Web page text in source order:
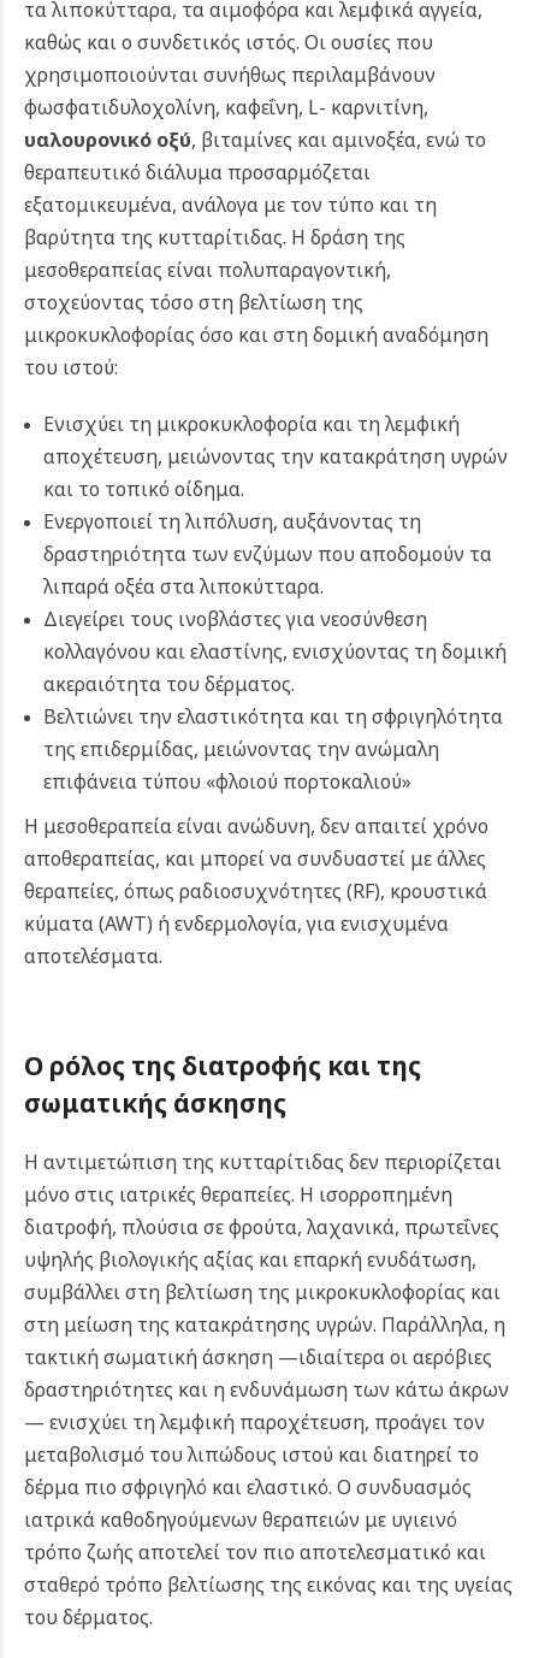
τα λιποκύτταρα, τα αιμοφόρα και λεμφικά αγγεία,
καθώς και ο συνδετικός ιστός. Οι ουσίες που
χρησιμοποιούνται συνήθως περιλαμβάνουν
φωσφατιδυλοχολίνη, καφεΐνη, L- καρνιτίνη,
υαλουρονικό οξύ, βιταμίνες και αμινοξέα, ενώ το
θεραπευτικό διάλυμα προσαρμόζεται
εξατομικευμένα, ανάλογα με τον τύπο και τη
βαρύτητα της κυτταρίτιδας. Η δράση της
μεσοθεραπείας είναι πολυπαραγοντική,
στοχεύοντας τόσο στη βελτίωση της
μικροκυκλοφορίας όσο και στη δομική αναδόμηση
του ιστού:
Ενισχύει τη μικροκυκλοφορία και τη λεμφική
αποχέτευση, μειώνοντας την κατακράτηση υγρών
και το τοπικό οίδημα.
Ενεργοποιεί τη λιπόλυση, αυξάνοντας τη
δραστηριότητα των ενζύμων που αποδομούν τα
λιπαρά οξέα στα λιποκύτταρα.
Διεγείρει τους ινοβλάστες για νεοσύνθεση
κολλαγόνου και ελαστίνης, ενισχύοντας τη δομική
ακεραιότητα του δέρματος.
Βελτιώνει την ελαστικότητα και τη σφριγηλότητα
της επιδερμίδας, μειώνοντας την ανώμαλη
επιφάνεια τύπου «φλοιού πορτοκαλιού»
Η μεσοθεραπεία είναι ανώδυνη, δεν απαιτεί χρόνο
αποθεραπείας, και μπορεί να συνδυαστεί με άλλες
θεραπείες, όπως ραδιοσυχνότητες (RF), κρουστικά
κύματα (AWT) ή ενδερμολογία, για ενισχυμένα
αποτελέσματα.
Ο ρόλος της διατροφής και της
σωματικής άσκησης
Η αντιμετώπιση της κυτταρίτιδας δεν περιορίζεται
μόνο στις ιατρικές θεραπείες. Η ισορροπημένη
διατροφή, πλούσια σε φρούτα, λαχανικά, πρωτεΐνες
υψηλής βιολογικής αξίας και επαρκή ενυδάτωση,
συμβάλλει στη βελτίωση της μικροκυκλοφορίας και
στη μείωση της κατακράτησης υγρών. Παράλληλα, η
τακτική σωματική άσκηση —ιδιαίτερα οι αερόβιες
δραστηριότητες και η ενδυνάμωση των κάτω άκρων
— ενισχύει τη λεμφική παροχέτευση, προάγει τον
μεταβολισμό του λιπώδους ιστού και διατηρεί το
δέρμα πιο σφριγηλό και ελαστικό. Ο συνδυασμός
ιατρικά καθοδηγούμενων θεραπειών με υγιεινό
τρόπο ζωής αποτελεί τον πιο αποτελεσματικό και
σταθερό τρόπο βελτίωσης της εικόνας και της υγείας
του δέρματος.